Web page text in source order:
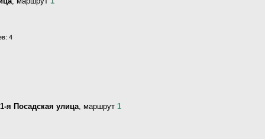
4
я Посадская улица, маршрут 1